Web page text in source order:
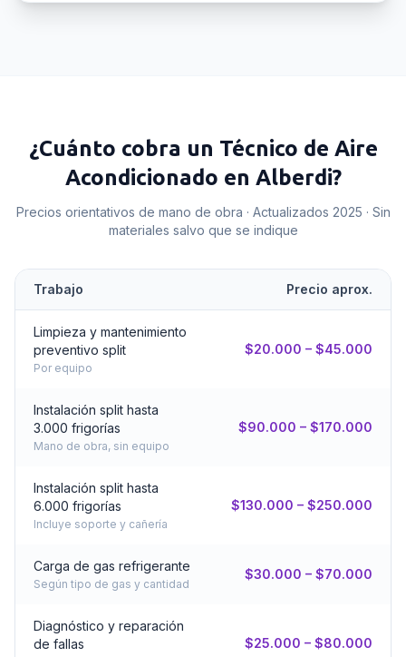
¿Cuánto cobra un Técnico de Aire
Acondicionado en Alberdi?
Precios orientativos de mano de obra · Actualizados 2025 · Sin
materiales salvo que se indique
Trabajo Precio aprox.
Limpieza y mantenimiento
preventivo split
Por equipo
$20.000 – $45.000
Instalación split hasta
3.000 frigorías
Mano de obra, sin equipo
$90.000 – $170.000
Instalación split hasta
6.000 frigorías
Incluye soporte y cañería
$130.000 – $250.000
Carga de gas refrigerante
Según tipo de gas y cantidad
$30.000 – $70.000
Diagnóstico y reparación
de fallas
$25.000 – $80.000